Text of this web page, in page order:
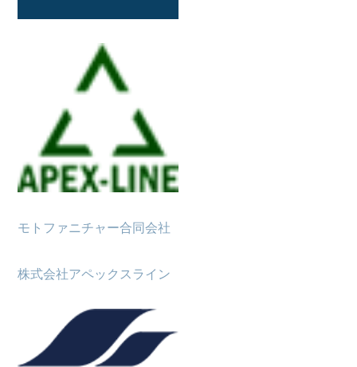
モトファニチャー合同会社
株式会社アペックスライン